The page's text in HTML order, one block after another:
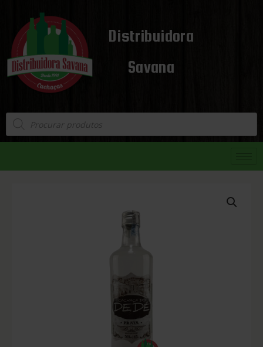
Distribuidora
Savana